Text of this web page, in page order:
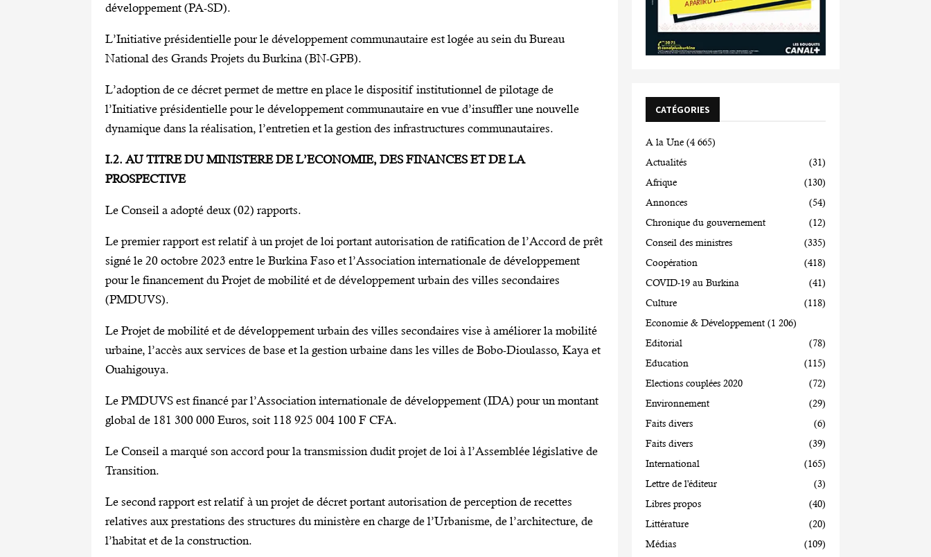
développement (PA-SD).
L’Initiative présidentielle pour le développement communautaire est logée au sein du Bureau
National des Grands Projets du Burkina (BN-GPB).
L’adoption de ce décret permet de mettre en place le dispositif institutionnel de pilotage de
l’Initiative présidentielle pour le développement communautaire en vue d’insuffler une nouvelle
dynamique dans la réalisation, l’entretien et la gestion des infrastructures communautaires.
I.2. AU TITRE DU MINISTERE DE L’ECONOMIE, DES FINANCES ET DE LA
PROSPECTIVE
Le Conseil a adopté deux (02) rapports.
Le premier rapport est relatif à un projet de loi portant autorisation de ratification de l’Accord de prêt
signé le 20 octobre 2023 entre le Burkina Faso et l’Association internationale de développement
pour le financement du Projet de mobilité et de développement urbain des villes secondaires
(PMDUVS).
Le Projet de mobilité et de développement urbain des villes secondaires vise à améliorer la mobilité
urbaine, l’accès aux services de base et la gestion urbaine dans les villes de Bobo-Dioulasso, Kaya et
Ouahigouya.
Le PMDUVS est financé par l’Association internationale de développement (IDA) pour un montant
global de 181 300 000 Euros, soit 118 925 004 100 F CFA.
Le Conseil a marqué son accord pour la transmission dudit projet de loi à l’Assemblée législative de
Transition.
Le second rapport est relatif à un projet de décret portant autorisation de perception de recettes
relatives aux prestations des structures du ministère en charge de l’Urbanisme, de l’architecture, de
l’habitat et de la construction.
CATÉGORIES
A la Une (4 665)
Actualités
(31)
Afrique
(130)
Annonces
(54)
Chronique du gouvernement
(12)
Conseil des ministres
(335)
Coopération
(418)
COVID-19 au Burkina
(41)
Culture
(118)
Economie & Développement (1 206)
Editorial
(78)
Education
(115)
Elections couplées 2020
(72)
Environnement
(29)
Faits divers
(6)
Faits divers
(39)
International
(165)
Lettre de l'éditeur
(3)
Libres propos
(40)
Littérature
(20)
Médias
(109)